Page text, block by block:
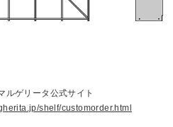
ルゲリータ公式サイト
shelf/customorder.html